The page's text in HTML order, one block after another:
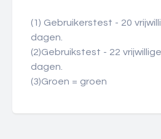
(1) Gebruikerstest - 20
dagen.
(2)Gebruikstest - 22
dagen.
(3)Groen = groen